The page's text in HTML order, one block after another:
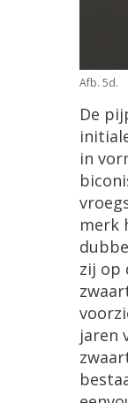
Afb. 5d.
De
in
merk
zij op
jaren